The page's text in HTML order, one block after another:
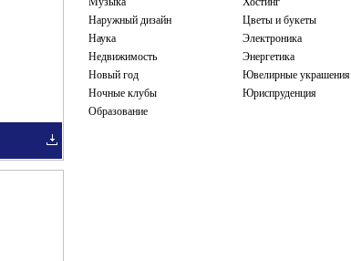
Наружный дизайн
Наука
Недвижимость
Новый год
Ночные клубы
Образование
Цветы и букеты
Электроника
Энергетика
Ювелирные украшения
Юриспруденция